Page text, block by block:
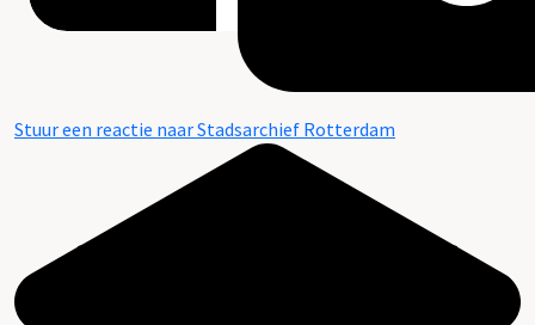
Stuur een reactie naar Stadsarchief Rotterdam